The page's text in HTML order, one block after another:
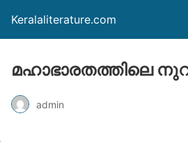
Keralaliterature.com
മഹാഭാരതത്തിലെ
admin